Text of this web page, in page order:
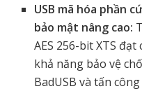
USB mã hóa phần
bảo mật nâng cao:
AES 256-bit XTS
khả năng bảo vệ
BadUSB và tấn